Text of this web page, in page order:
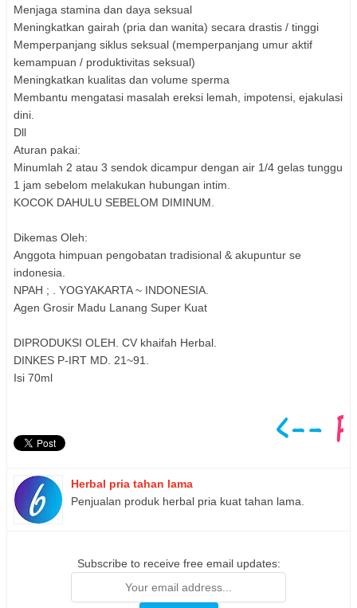
Menjaga stamina dan daya seksual
Meningkatkan gairah (pria dan wanita) secara drastis / tinggi
Memperpanjang siklus seksual (memperpanjang umur aktif
kemampuan / produktivitas seksual)
Meningkatkan kualitas dan volume sperma
Membantu mengatasi masalah ereksi lemah, impotensi, ejakulasi
dini.
Dll
Aturan pakai:
Minumlah 2 atau 3 sendok dicampur dengan air 1/4 gelas tunggu
1 jam sebelom melakukan hubungan intim.
KOCOK DAHULU SEBELOM DIMINUM.
Dikemas Oleh:
Anggota himpuan pengobatan tradisional & akupuntur se
indonesia.
NPAH ; . YOGYAKARTA ~ INDONESIA.
Agen Grosir Madu Lanang Super Kuat
DIPRODUKSI OLEH. CV khaifah Herbal.
DINKES P-IRT MD. 21~91.
Isi 70ml
Herbal pria tahan lama
Penjualan produk herbal pria kuat tahan lama.
Subscribe to receive free email updates: